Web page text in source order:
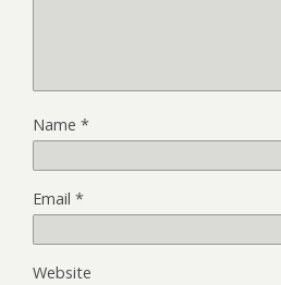
Name *
Email *
Website